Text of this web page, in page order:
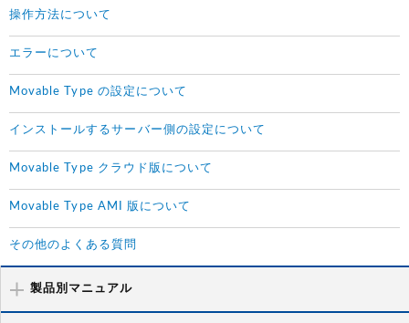
操作方法について
エラーについて
Movable Type の設定について
インストールするサーバー側の設定について
Movable Type クラウド版について
Movable Type AMI 版について
その他のよくある質問
製品別マニュアル